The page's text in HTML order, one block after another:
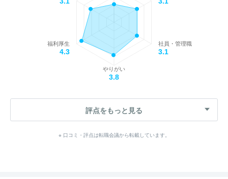
社員・管理職
3.1
やりがい
3.8
福利厚生
4.3
評点をもっと見る
※ 口コミ・評点は転職会議から転載しています。